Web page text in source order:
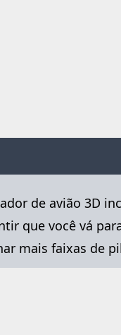
de avião 3D
que você vá
mais faixas de